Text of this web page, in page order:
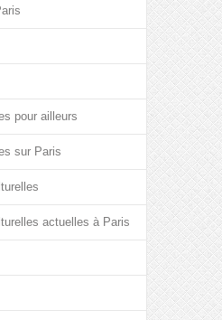
pour ailleurs
sur Paris
actuelles à Paris